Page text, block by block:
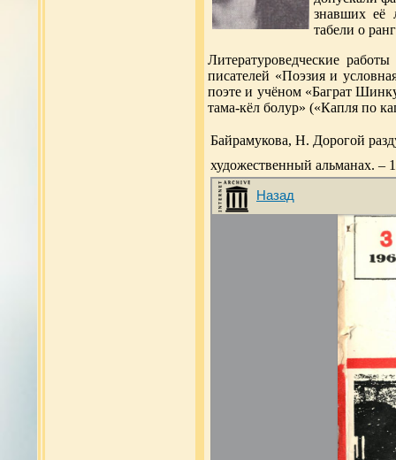
знавших её
табели о
Литературоведческие
писателей «Поэзия и
поэте и учёном «Баграт
тама-кёл болур» («Капля по
Байрамукова, Н. Дорогой
художественный альманах. –